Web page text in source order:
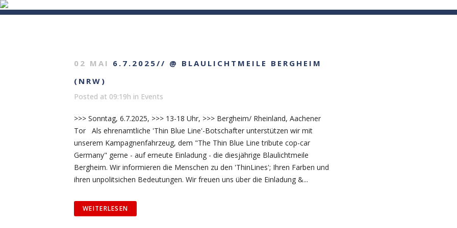
02 MAI
6.7.2025// @ BLAULICHTMEILE BERGHEIM
(NRW)
Posted at 09:19h in Events
>>> Sonntag, 6.7.2025, >>> 13-18 Uhr, >>> Bergheim/ Rheinland, Aachener
Tor Als ehrenamtliche 'Thin Blue Line'-Botschafter unterstützen wir mit
unserem Kampagnenfahrzeug, dem "The Thin Blue Line tribute cop-car
Germany" gerne - auf erneute Einladung - die diesjährige Blaulichtmeile
Bergheim. Wir informieren die Menschen zu den 'ThinLines'; Ihren Farben und
ihren unpolitsichen Bedeutungen. Wir freuen uns über die Einladung &...
WEITERLESEN